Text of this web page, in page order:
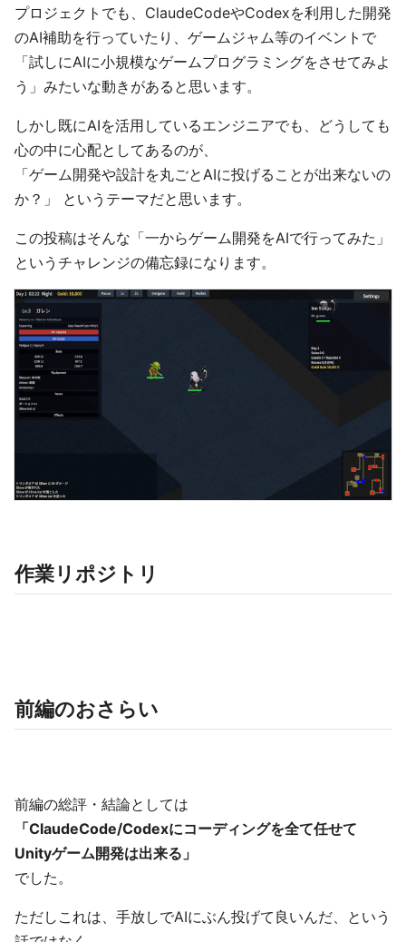
プロジェクトでも、ClaudeCodeやCodexを利用した開発
のAI補助を行っていたり、ゲームジャム等のイベントで
「試しにAIに小規模なゲームプログラミングをさせてみよ
う」みたいな動きがあると思います。
しかし既にAIを活用しているエンジニアでも、どうしても
心の中に心配としてあるのが、
「ゲーム開発や設計を丸ごとAIに投げることが出来ないの
か？」 というテーマだと思います。
この投稿はそんな「一からゲーム開発をAIで行ってみた」
というチャレンジの備忘録になります。
作業リポジトリ
前編のおさらい
前編の総評・結論としては
「ClaudeCode/Codexにコーディングを全て任せて
Unityゲーム開発は出来る」
でした。
ただしこれは、手放しでAIにぶん投げて良いんだ、という